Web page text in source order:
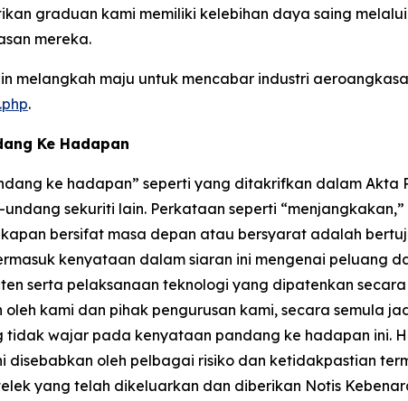
graduan kami memiliki kelebihan daya saing
mereka.
melangkah maju untuk mencabar industri
.
Ke Hadapan
ke hadapan” seperti yang ditakrifkan dalam Akta
sekuriti lain. Perkataan seperti “menjangkakan,”
bersifat masa depan atau bersyarat adalah
kenyataan dalam siaran ini mengenai peluang
serta pelaksanaan teknologi yang dipatenkan
kami dan pihak pengurusan kami, secara semula
wajar pada kenyataan pandang ke hadapan ini.
oleh pelbagai risiko dan ketidakpastian
yang telah dikeluarkan dan diberikan Notis